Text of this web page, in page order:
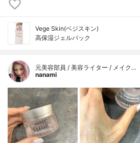
Vege Skin(ベジスキン)
高保湿ジェルパック
元美容部員 / 美容ライター / メイク…
nanami